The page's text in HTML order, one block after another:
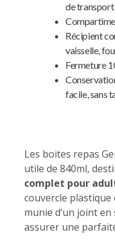
de transport
Récipient
vaisselle,
Fermeture
facile, sans
Les boites repas
utile de 840ml,
complet pour
couvercle
munie d’un joint
assurer une